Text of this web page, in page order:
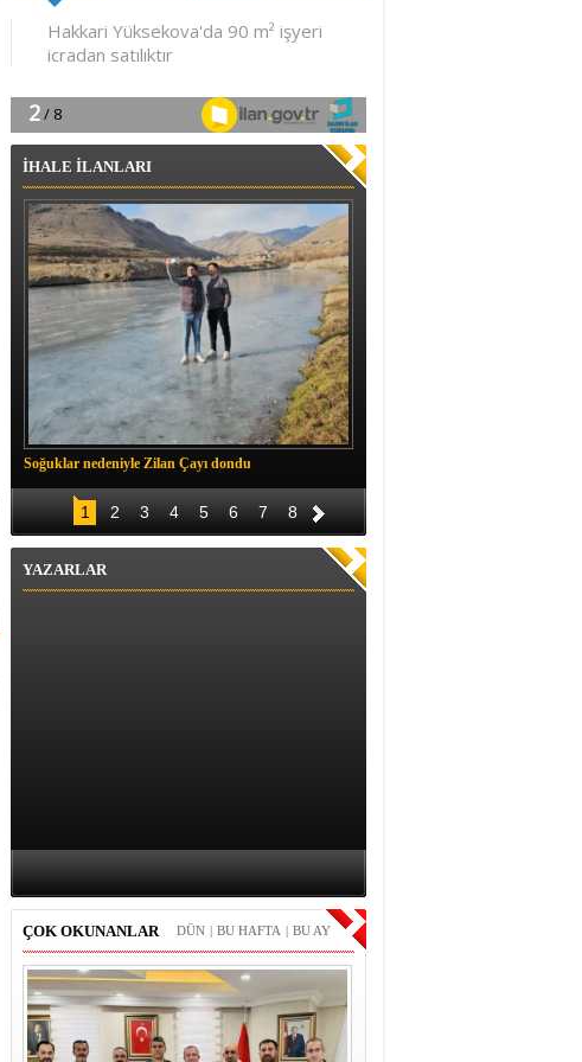
İHALE İLANLARI
Soğuklar nedeniyle Zilan Çayı dondu
1 2 3 4 5 6 7 8
YAZARLAR
ÇOK OKUNANLAR BU AY
|
BU HAFTA
|
DÜN